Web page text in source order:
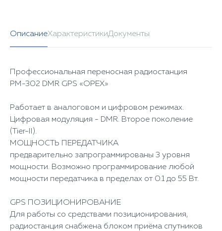
ОписаниеХарактеристикиДокументы
Профессиональная переносная радиостанция
РМ-302 DMR GPS «ОРЕХ»
Работает в аналоговом и цифровом режимах.
Цифровая модуляция - DMR. Второе поколение
(Tier-II).
МОЩНОСТЬ ПЕРЕДАТЧИКА
предварительно запрограммированы 3 уровня
мощности. Возможно программирование любой
мощности передатчика в пределах от 0.1 до 55 Вт.
GPS ПОЗИЦИОНИРОВАНИЕ
Для работы со средствами позиционирования,
радиостанция снабжена блоком приёма спутников